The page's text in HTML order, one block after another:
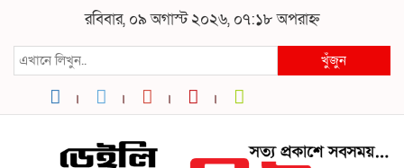
রবিবার, ০৯ অগাস্ট ২০২৬, ০৭:১৮ অপরাহ্ন
খুঁজুন